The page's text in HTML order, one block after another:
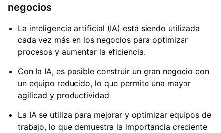
negocios
La inteligencia artificial (IA) está siendo utilizada
cada vez más en los negocios para optimizar
procesos y aumentar la eficiencia.
Con la IA, es posible construir un gran negocio con
un equipo reducido, lo que permite una mayor
agilidad y productividad.
La IA se utiliza para mejorar y optimizar equipos de
trabajo, lo que demuestra la importancia creciente